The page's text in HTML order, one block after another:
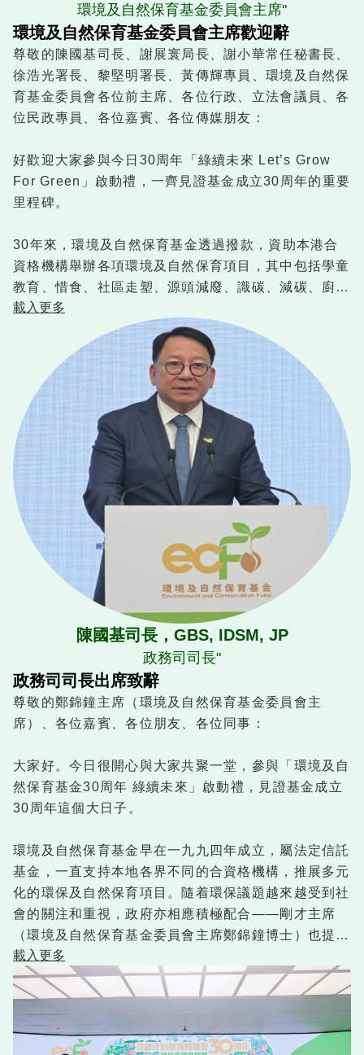
環境及自然保育基金委員會主席歡迎辭
尊敬的陳國基司長、謝展寰局長、謝小華常任秘書長、
徐浩光署長、黎堅明署長、黃傳輝專員、環境及自然保
育基金委員會各位前主席、各位行政、立法會議員、各
位民政專員、各位嘉賓、各位傳媒朋友：
好歡迎大家參與今日30周年「綠續未來 Let’s Grow
For Green」啟動禮，一齊見證基金成立30周年的重要
里程碑。
30年來，環境及自然保育基金透過撥款，資助本港合
資格機構舉辦各項環境及自然保育項目，其中包括學童
教育、惜食、社區走塑、源頭減廢、識碳、減碳、廚餘
回收、淨灘、海洋保護、保育珊瑚和淡水龜、生物多樣
性、減少裝修噪音，及環境科研等活動，至今已資助
7,000多個項目，在香港環境及自然保育的不同範疇播
種育苗，同時推動市民身體力行實踐低碳生活，努力配
合特區政府實現社區可持續發展。
時至今日，這些種子陸續茁壯成長，並結出纍纍果實，
培育出香港市民大眾對環境保護及自然保育的正面意識
及責任感。
本基金能夠在過去30年創出輝煌成績，我首先要衷心
感謝香港政府不斷注資，足以顯示出，政府對香港環境
及自然保育作出的長遠承擔；我亦要感謝本基金歷任委
員會主席的領導，委員們及各項目審批小組的辛勤付
出，最緊要是獲資助機構的努力耕耘及市民大眾的積極
展望未來，本基金將繼續秉持使命，與時並進，善用公
帑，在促進人與自然和諧共生，環保及生態文明方面繼
續扮演積極角色，助力香港實現可持續發展及碳中和的
目標；同時我們會自覺守護國家安全及融入國家發展大
現香港人對美好生活環境的嚮往出一分力。
我希望香港各界非牟利機構、社區組織、環保團體、學
於未來一定要好好善用本基金的資助，踴躍舉辦與環境
保護及自然保育相關項目，運用創新方案，與及環保技
術，達到「珍惜資源」、「保育環境」、邁向「碳中
和」等目標。
最後，祝各位日日是好日、天天有晴天！「綠續未來
Let’s Grow For Green」多謝各位。
載入更多
環境及自然保育基金委員會主席"
陳國基司長，GBS, IDSM, JP
政務司司長"
政務司司長出席致辭
尊敬的鄭錦鐘主席（環境及自然保育基金委員會主
席）、各位嘉賓、各位朋友、各位同事：
大家好。今日很開心與大家共聚一堂，參與「環境及自
然保育基金30周年 綠續未來」啟動禮，見證基金成立
30周年這個大日子。
環境及自然保育基金早在一九九四年成立，屬法定信託
基金，一直支持本地各界不同的合資格機構，推展多元
化的環保及自然保育項目。隨着環保議題越來越受到社
會的關注和重視，政府亦相應積極配合——剛才主席
（環境及自然保育基金委員會主席鄭錦鐘博士）也提到
——在基金成立至二○一二年期間，政府注資共約17億
元；之後到二○一三年，再額外注資50億元作為種子資
金，通過投資回報，讓基金持續運作。
隨着氣候變化範圍越來越廣泛、速度亦越來越迅速，並
載入更多